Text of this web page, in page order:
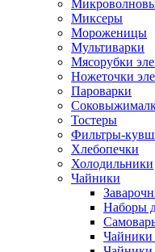
Миксеры
Мороженицы
Мультиварки
Мясорубки
Ножеточки
Пароварки
Тостеры
Фильтры-
Хлебопечки
Холодильники
Чайники
Наборы
Чайники